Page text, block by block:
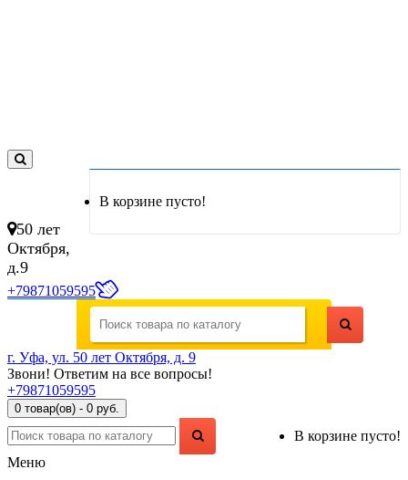
В корзине пусто!
50 лет
Октября,
д.9
+79871059595
г. Уфа, ул. 50 лет Октября, д. 9
Звони! Ответим на все вопросы!
+79871059595
0 товар(ов) - 0 руб.
В корзине пусто!
Меню